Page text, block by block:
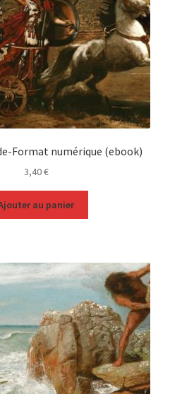
Format numérique (ebook)
3,40€
au panier